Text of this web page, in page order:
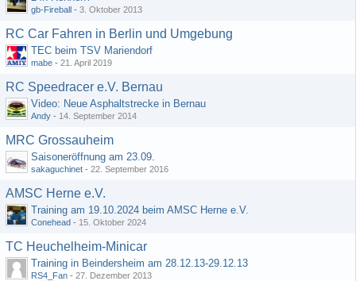
gb-Fireball - 3. Oktober 2013
RC Car Fahren in Berlin und Umgebung
TEC beim TSV Mariendorf
mabe - 21. April 2019
RC Speedracer e.V. Bernau
Video: Neue Asphaltstrecke in Bernau
Andy - 14. September 2014
MRC Grossauheim
Saisoneröffnung am 23.09.
sakaguchinet - 22. September 2016
AMSC Herne e.V.
Training am 19.10.2024 beim AMSC Herne e.V.
Conehead - 15. Oktober 2024
TC Heuchelheim-Minicar
Training in Beindersheim am 28.12.13-29.12.13
RS4_Fan - 27. Dezember 2013